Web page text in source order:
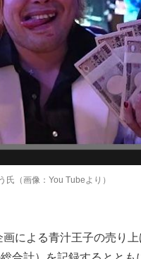
（画像：You Tubeより）
による青汁王子の売り